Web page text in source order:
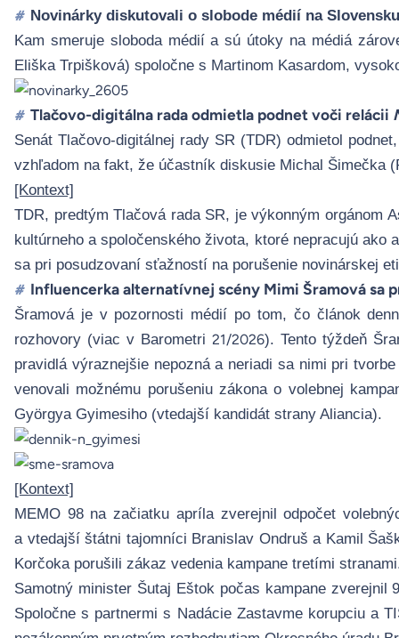
# Novinárky diskutovali o slobode médií na Slovensku
Kam smeruje sloboda médií a sú útoky na médiá
Eliška Trpišková) spoločne s Martinom Kasardom,
# Tlačovo-digitálna rada odmietla podnet voči relácii
Senát Tlačovo-digitálnej rady SR (TDR) odmietol
vzhľadom na fakt, že účastník diskusie Michal Šimečka
[Kontext]
TDR, predtým Tlačová rada SR, jevýkonným orgánom
kultúrneho a spoločenského života, ktoré nepracujú
sa pri posudzovaní sťažností na porušenie novinárskej
# Influencerka alternatívnej scény Mimi Šramová sa
Šramová je v pozornosti médií po tom, čo článok
rozhovory (viac v Barometri21/2026). Tento týždeň
pravidlá výraznejšie nepozná a neriadi sa nimi pri
venovali možnému porušeniu zákona o volebnej
Györgya Gyimesiho (vtedajší kandidát strany Aliancia).
[Kontext]
MEMO 98 na začiatku apríla zverejnilodpočet
a vtedajší štátni tajomníci Branislav Ondruš a Kamil
Korčoka porušili zákaz vedenia kampane tretími
Samotný minister Šutaj Eštok počas kampane
Spoločne s partnermi s Nadácie Zastavme korupciu a